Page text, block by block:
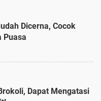
Dicerna, Cocok
Puasa
Dapat Mengatasi